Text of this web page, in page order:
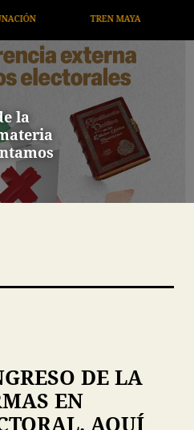
MAYA AEROPUERTO
la
DE LA
EN
AQUÍ